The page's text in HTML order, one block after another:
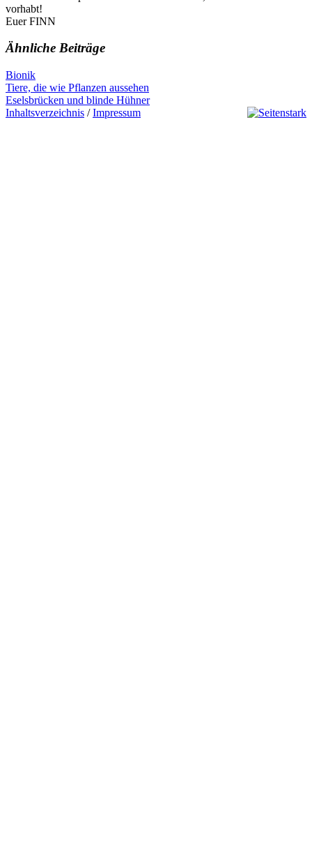
vorhabt!
Euer FINN
Ähnliche Beiträge
Bionik
Beitragsnavigation
Previous
Post:
Tiere, die wie Pflanzen aussehen
Next
Post:
Eselsbrücken und blinde Hühner
Inhaltsverzeichnis /Impressum